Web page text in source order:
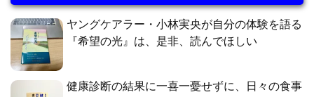
ヤングケアラー・小林実央が自分の体験を語る
『希望の光』は、是非、読んでほしい
健康診断の結果に一喜一憂せずに、日々の食事